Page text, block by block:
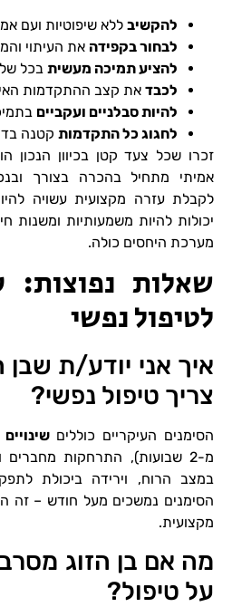
להקשיב ללא שיפוטיות ועם
לבחור בקפידה את העיתוי
להציע תמיכה מעשית בכל
לכבד את קצב ההתקדמות
להיות סבלניים ועקביים
לחגוג כל התקדמות קטנה
זכרו שכל צעד קטן בכיוון הנכון
אמיתי מתחיל בהכרה בצורך
לקבלת עזרה מקצועית עשויה
יכולות להיות משמעותיות ומשנות
מערכת היחסים כולה.
שאלות נפוצות:
לטיפול נפשי
איך אני יודע/ת
צריך טיפול נפשי?
הסימנים העיקריים כוללים
מ-2 שבועות), התרחקות
במצב הרוח, וירידה ביכולת
הסימנים נמשכים מעל חודש – זה
מקצועית.
מה אם בן הזוג
על טיפול?